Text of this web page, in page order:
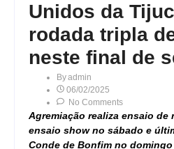
Unidos da
rodada tripla
neste final de
ByAdmin
06/02/2025
No Comments
Agremiação realiza ensaio de
ensaio show no sábado e
Conde de Bonfim no domingo